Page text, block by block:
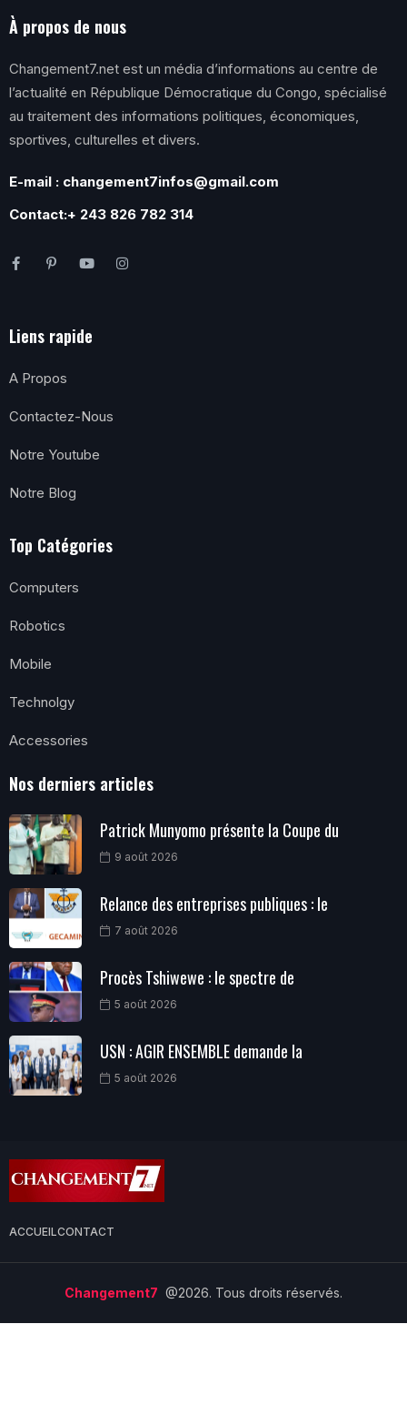
À propos de nous
Changement7.net est un média d’informations au centre de
l’actualité en République Démocratique du Congo, spécialisé
au traitement des informations politiques, économiques,
sportives, culturelles et divers.
E-mail : changement7infos@gmail.com
Contact:+ 243 826 782 314
Liens rapide
A Propos
Contactez-Nous
Notre Youtube
Notre Blog
Top Catégories
Computers
Robotics
Mobile
Technolgy
Accessories
Nos derniers articles
Patrick Munyomo présente la Coupe du
9 août 2026
Relance des entreprises publiques : le
7 août 2026
Procès Tshiwewe : le spectre de
5 août 2026
USN : AGIR ENSEMBLE demande la
5 août 2026
ACCUEILCONTACT
Changement7 @2026. Tous droits réservés.